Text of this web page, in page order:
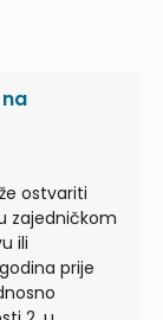
ostvariti
zajedničkom
ili